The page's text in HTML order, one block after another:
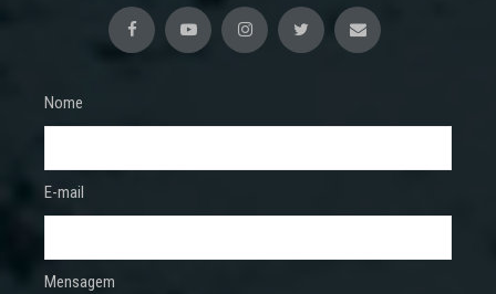
Nome
E-mail
Mensagem